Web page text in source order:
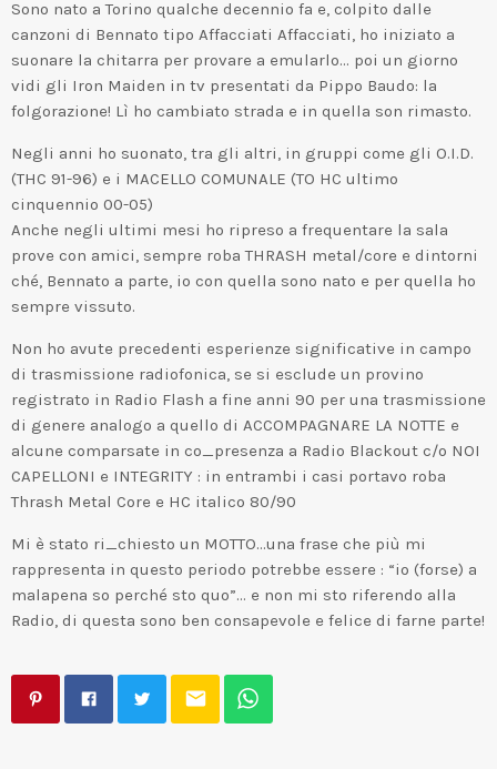
Sono nato a Torino qualche decennio fa e, colpito dalle
canzoni di Bennato tipo Affacciati Affacciati, ho iniziato a
suonare la chitarra per provare a emularlo… poi un giorno
vidi gli Iron Maiden in tv presentati da Pippo Baudo: la
folgorazione! Lì ho cambiato strada e in quella son rimasto.
Negli anni ho suonato, tra gli altri, in gruppi come gli O.I.D.
(THC 91-96) e i MACELLO COMUNALE (TO HC ultimo
cinquennio 00-05)
Anche negli ultimi mesi ho ripreso a frequentare la sala
prove con amici, sempre roba THRASH metal/core e dintorni
ché, Bennato a parte, io con quella sono nato e per quella ho
sempre vissuto.
Non ho avute precedenti esperienze significative in campo
di trasmissione radiofonica, se si esclude un provino
registrato in Radio Flash a fine anni 90 per una trasmissione
di genere analogo a quello di ACCOMPAGNARE LA NOTTE e
alcune comparsate in co_presenza a Radio Blackout c/o NOI
CAPELLONI e INTEGRITY : in entrambi i casi portavo roba
Thrash Metal Core e HC italico 80/90
Mi è stato ri_chiesto un MOTTO…una frase che più mi
rappresenta in questo periodo potrebbe essere : “io (forse) a
malapena so perché sto quo”… e non mi sto riferendo alla
Radio, di questa sono ben consapevole e felice di farne parte!
email